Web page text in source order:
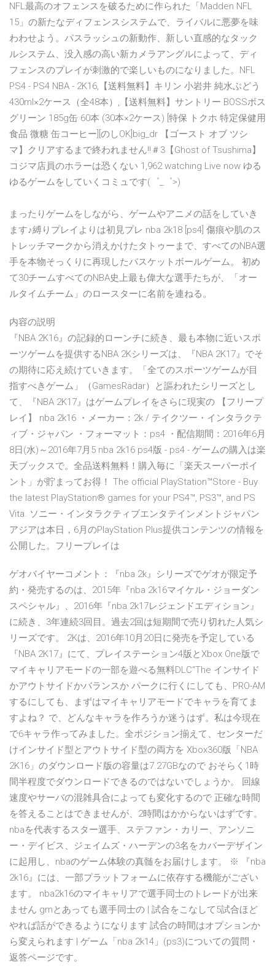
NFL最高のオフェンスを破るために作られた「Madden NFL
15」の新たなディフェンスシステムで、ライバルに悪夢を味
わわせよう。パスラッシュの新動作、新しい直感的なタック
ルシステム、没入感の高い新カメラアングルによって、ディ
フェンスのプレイが刺激的で楽しいものになりました。NFL
PS4 - PS4 NBA - 2K16,【送料無料】キリン 小岩井 純水ぶどう
430ml×2ケース（全48本）,【送料無料】サントリー BOSSボス
グリーン 185g缶 60本 (30本×2ケース) [特保 トクホ 特定保健用
食品 微糖 缶コーヒー][のしOK]big_dr 【ゴースト オブ ツシ
マ】クリアするまで終われません!!＃3【Ghost of Tsushima】
コジマ店員のホラーは恐くない 1,962 watching Live now ゆる
ゆるゲームをしていくコミュです(゜_゜>)
まったりゲームをしながら、ゲームやアニメの話をしていき
ます♪縛りプレイよりは初見プレ nba 2k18 [ps4] 傷痕や肌のス
トレッチマークから消えかけたタトゥーまで、すべてのNBA選
手を本物そっくりに再現したバスケットボールゲーム。 初め
て30チームすべてのNBA史上最も偉大な選手たちが、「オー
ルタイムチーム」のロースターに名前を連ねる。
内容の説明
『NBA 2K16』の記録的ローンチに続き、最も本物に近いスポ
ーツゲームを提供するNBA 2Kシリーズは、『NBA 2K17』でそ
の期待に応え続けていきます。「全てのスポーツゲームが目
指すべきゲーム」（GamesRadar）と謳われたシリーズとし
て、『NBA 2K17』はゲームプレイをさらに現実の 【フリープ
レイ】 nba 2k16 ・メーカー：2k / テイクツー・インタラクテ
ィブ・ジャパン ・フォーマット：ps4 ・配信期間：2016年6月
8日(水)～2016年7月5 nba 2k16 ps4版 - ps4 - ゲームの購入は楽
天ブックスで。全品送料無料！購入毎に「楽天スーパーポイ
ント」が貯まってお得！ The official PlayStation™Store - Buy
the latest PlayStation® games for your PS4™, PS3™, and PS
Vita. ソニー・インタラクティブエンタテインメントジャパン
アジアは本日，6月のPlayStation Plus提供コンテンツの情報を
公開した。フリープレイは
ゲオバイヤーコメント：『nba 2k』シリーズでゲオが限定予
約・発売するのは、2015年『nba 2k16マイケル・ジョーダン
スペシャル』、2016年『nba 2k17レジェンドエディション』
に続き、3年連続3回目。過去2回は短期間で売り切れた人気シ
リーズです。 2Kは、2016年10月20日に発売を予定している
『NBA 2K17』にて、プレイステーション4版とXbox One版で
マイキャリアモードの一部を遊べる無料DLC“The インサイド
かアウトサイドかバランスか パークに行くにしても、PRO-AM
するにしても、まずはマイキャリアモードでキャラを育てま
すよね？ で、どんなキャラを作ろうか迷うはず。私は今現在
で6キャラ作ってみました。全ポジション揃えて、センターだ
けインサイド型とアウトサイド型の両方を Xbox360版「NBA
2K16」のダウンロード版の容量は7.27GBなので おそらく1時
間半程度でダウンロードできるのではないでしょうか。 回線
速度やサーバの混雑具合によっても変化するので 正確な時間
を答えることはできませんが、2時間はかからないはずです。
nbaを代表するスター選手、ステファン・カリー、アンソニ
ー・デイビス、ジェイムズ・ハーデンの3名をカバーデザイン
に起用し、nbaのゲーム体験の真髄をお届けします。 ※ 『nba
2k16』には、一部プラットフォームに依存する機能がござい
ます。 nba2k16のマイキャリアで選手同士のトレードが出来
ません gmとあっても選手同士の | 試合をこなして5試合ほど
やれば話ができるようになります 試合の時間はオプションか
ら変えられます | ゲーム「nba 2k14」(ps3)についての質問・
返答ページです。